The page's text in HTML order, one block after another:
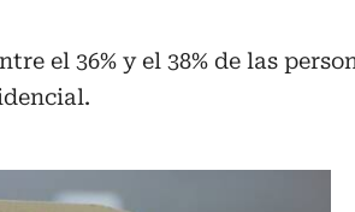
el 36% y el 38% de las